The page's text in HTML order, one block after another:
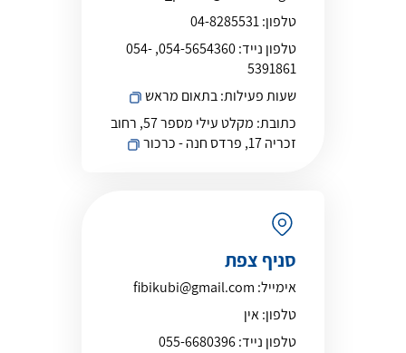
טלפון:04-8285531
טלפון נייד:
054-5654360, 054-
5391861
שעות פעילות:בתאום מראש
כתובת:
מקלט עילי מספר 57, רחוב
זכריה 17, פרדס חנה - כרכור
סניף צפת
אימייל: fibikubi@gmail.com
טלפון:אין
טלפון נייד:055-6680396